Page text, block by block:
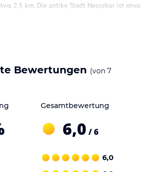
2,5 km. Die antike Stadt Nessebar ist etwa
Die Zimmer sind komfortabel und modern
über Annehmlichkeiten wie
Zora können Sie köstliche regionale
auf der Sie Ihre Mahlzeiten bei herrlichem
können. Ein kontinentales Frühstück wird
Bewertungen (von 7
Gesamtbewertung
6,0 / 6
6,0